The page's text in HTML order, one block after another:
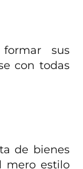
sus
con todas
de bienes
mero estilo